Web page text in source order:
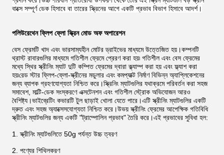
বাক্সে সম্পূর্ণ ডেক হিসাবে বা তারের স্ক্রিনের আগে একটি প্রভাব বিভাগ হিসাবে আদর্শ।
পলিউরেথেন ফ্লিপ ফ্লো স্ক্রিন মোড অফ অপারেশন
বেস ফ্রেমটি খাদ এবং ভারসাম্যহীন মোটর ড্রাইভের মাধ্যমে উত্তেজিত হয়।কম্পনটি
থ্রাস্ট রাবারগুলির মাধ্যমে গতিশীল ফ্রেমে প্রেরণ করা হয়৷ গতিশীল এবং বেস ফ্রেমের
মধ্যে স্থির স্ক্রীনিং ম্যাট দুটি কম্পিত ফ্রেমের দ্বারা ক্ল্যাম্প করা হয় এবং ফ্ল্যাশ করা
হয়৷রেড স্টার ফ্লিপ-ফ্লো-স্ক্রীনের মডুলার এবং কমপ্যাক্ট নির্মাণ বিভিন্ন অ্যাপ্লিকেশনের
জন্য ব্যাপক গ্রহণযোগ্যতা নিশ্চিত করে।স্ক্রিনিং ম্যাটগুলির যথাক্রমে পরিবর্তন করা সহজ
সমাবেশ, মাল্টি-ডেক সংস্করণে এক্সটেনশন এবং গতিশীল স্ট্রোক অভিযোজন আরও
বৈশিষ্ট্য।ভাইব্রেটিং কভারটি টুল ছাড়াই খোলা যেতে পারে।এটি স্ক্রীনিং ম্যাটগুলির একটি
দ্রুত এবং সহজ অ্যাক্সেসযোগ্যতা নিশ্চিত করে।উভয় স্ক্রীনিং ফ্রেমের আপেক্ষিক গতিবিধি
স্ক্রীনিং ম্যাটগুলির জন্য একটি "ট্রাম্পোলিন প্রভাব" তৈরি করে।এই প্রভাবের সুবিধা হল:
1. স্ক্রীনিং ম্যাটগুলিতে 50g পর্যন্ত উচ্চ ত্বরণ
2. পণ্যের শিথিলকরণ